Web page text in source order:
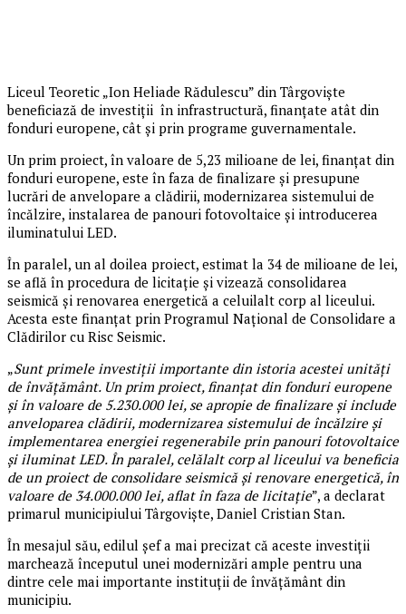
Liceul Teoretic „Ion Heliade Rădulescu” din Târgoviște
beneficiază de investiții în infrastructură, finanțate atât din
fonduri europene, cât și prin programe guvernamentale.
Un prim proiect, în valoare de 5,23 milioane de lei, finanțat din
fonduri europene, este în faza de finalizare și presupune
lucrări de anvelopare a clădirii, modernizarea sistemului de
încălzire, instalarea de panouri fotovoltaice și introducerea
iluminatului LED.
În paralel, un al doilea proiect, estimat la 34 de milioane de lei,
se află în procedura de licitație și vizează consolidarea
seismică și renovarea energetică a celuilalt corp al liceului.
Acesta este finanțat prin Programul Național de Consolidare a
Clădirilor cu Risc Seismic.
„Sunt primele investiții importante din istoria acestei unități
de învățământ. Un prim proiect, finanțat din fonduri europene
și în valoare de 5.230.000 lei, se apropie de finalizare și include
anveloparea clădirii, modernizarea sistemului de încălzire și
implementarea energiei regenerabile prin panouri fotovoltaice
și iluminat LED. În paralel, celălalt corp al liceului va beneficia
de un proiect de consolidare seismică și renovare energetică, în
valoare de 34.000.000 lei, aflat în faza de licitație”, a declarat
primarul municipiului Târgoviște, Daniel Cristian Stan.
În mesajul său, edilul șef a mai precizat că aceste investiții
marchează începutul unei modernizări ample pentru una
dintre cele mai importante instituții de învățământ din
municipiu.